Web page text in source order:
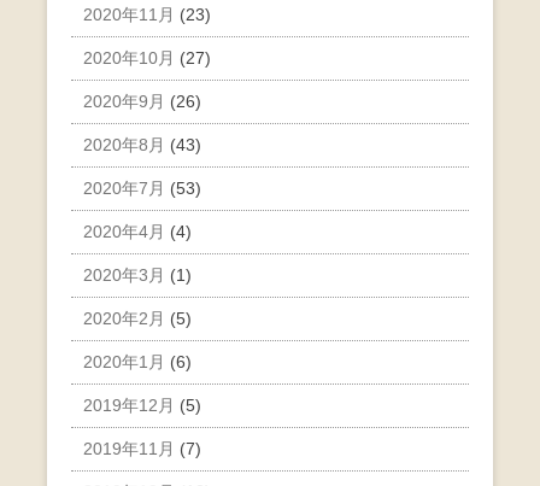
2020年11月 (23)
2020年10月 (27)
2020年9月 (26)
2020年8月 (43)
2020年7月 (53)
2020年4月 (4)
2020年3月 (1)
2020年2月 (5)
2020年1月 (6)
2019年12月 (5)
2019年11月 (7)